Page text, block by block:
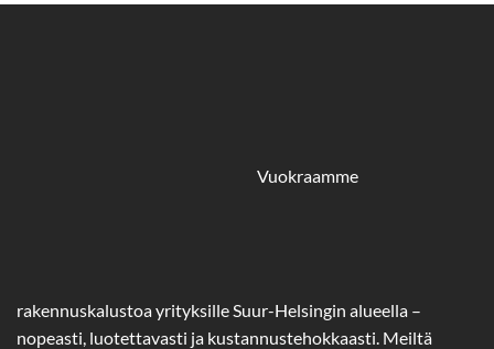
Vuokraamme
rakennuskalustoa yrityksille Suur-Helsingin alueella –
nopeasti, luotettavasti ja kustannustehokkaasti. Meiltä